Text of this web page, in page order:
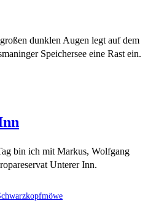
dunklen Augen legt auf dem
Speichersee eine Rast ein.
bin ich mit Markus, Wolfgang
Unterer Inn.